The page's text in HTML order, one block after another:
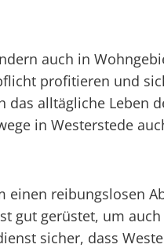
auch in
profitieren und
alltägliche Leben
in Westerstede
reibungslosen
gut gerüstet, um
sicher, dass